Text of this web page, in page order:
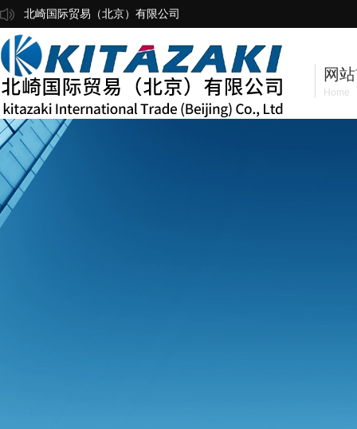
北崎国际贸易（北京）有限公司
网
Home